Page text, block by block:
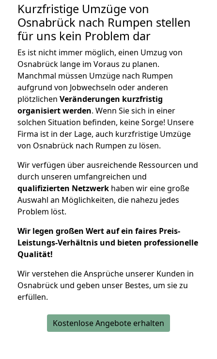
Kurzfristige Umzüge von
Osnabrück nach Rumpen stellen
für uns kein Problem dar
Es ist nicht immer möglich, einen Umzug von
Osnabrück lange im Voraus zu planen.
Manchmal müssen Umzüge nach Rumpen
aufgrund von Jobwechseln oder anderen
plötzlichen Veränderungen kurzfristig
organisiert werden. Wenn Sie sich in einer
solchen Situation befinden, keine Sorge! Unsere
Firma ist in der Lage, auch kurzfristige Umzüge
von Osnabrück nach Rumpen zu lösen.
Wir verfügen über ausreichende Ressourcen und
durch unseren umfangreichen und
qualifizierten Netzwerk haben wir eine große
Auswahl an Möglichkeiten, die nahezu jedes
Problem löst.
Wir legen großen Wert auf ein faires Preis-
Leistungs-Verhältnis und bieten professionelle
Qualität!
Wir verstehen die Ansprüche unserer Kunden in
Osnabrück und geben unser Bestes, um sie zu
erfüllen.
Kostenlose Angebote erhalten